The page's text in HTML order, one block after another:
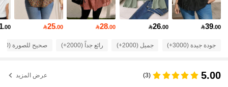
4.80 37K متابعون
4.80 37K متابعون
4.80 37K متابعون
39.00
26.00
28.00
25.00
.00
جودة جيدة (3000+) جميل (2000+) رائع جداً (2000+) صحيح للصورة (1000+)
5.00
(3) عرض المزيد